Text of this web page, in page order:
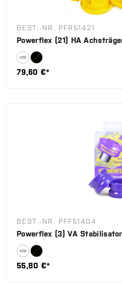
BEST.-NR. PFR51421
Powerflex (21) HA
79,60 €*
BEST.-NR. PFF51404
Powerflex (3) VA Stabilisator
55,80 €*